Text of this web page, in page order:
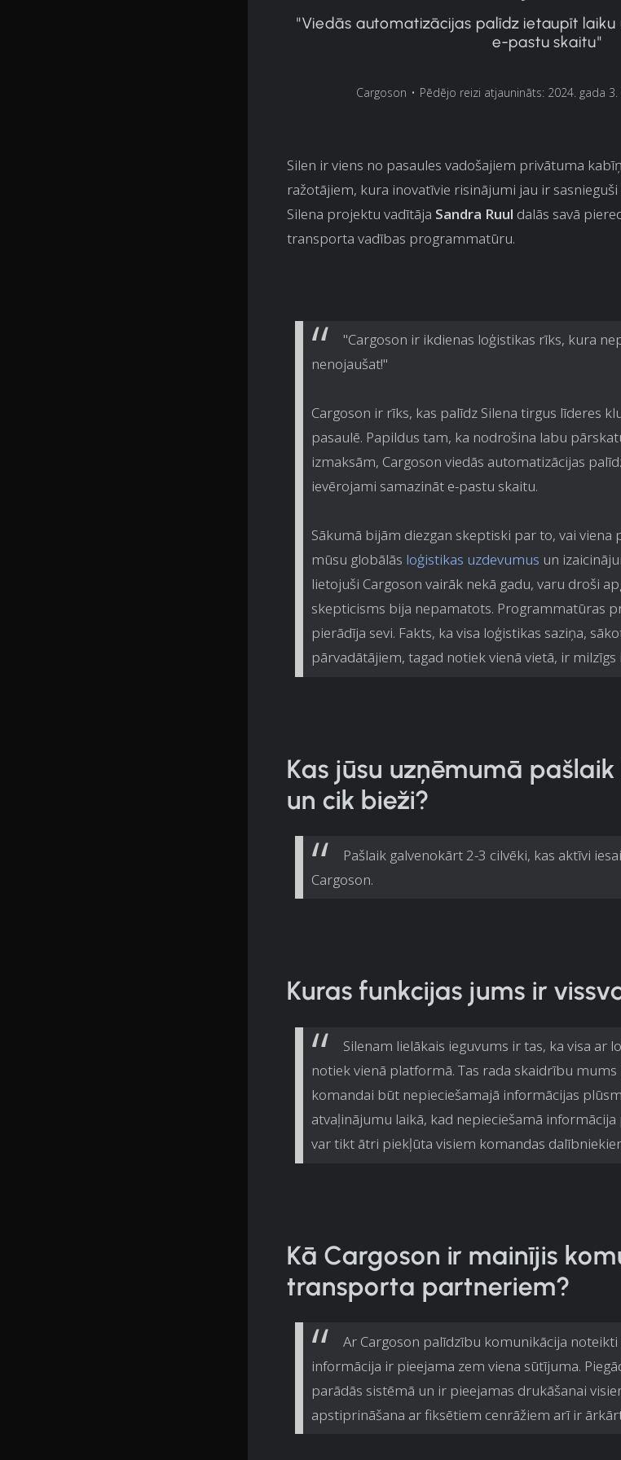
"Viedās automatizācijas palīdz ietaupīt
e-pastu skaitu"
Cargoson • Pēdējo reizi atjaunināts: 2024. gada 3.
Silen ir viens no pasaules vadošajiem privātuma
ražotājiem, kura inovatīvie risinājumi jau ir
Silena projektu vadītāja Sandra Ruul dalās savā
transporta vadības programmatūru.
"Cargoson ir ikdienas loģistikas rīks, kura
nenojaušat!"
Cargoson ir rīks, kas palīdz Silena tirgus līderes
pasaulē. Papildus tam, ka nodrošina labu
izmaksām, Cargoson viedās automatizācijas
ievērojami samazināt e-pastu skaitu.
Sākumā bijām diezgan skeptiski par to, vai
mūsu globālās loģistikas uzdevumus un
lietojuši Cargoson vairāk nekā gadu, varu droši
skepticisms bija nepamatots. Programmatūras
pierādīja sevi. Fakts, ka visa loģistikas saziņa,
pārvadātājiem, tagad notiek vienā vietā, ir milzīgs
Kas jūsu uzņēmumā
un cik bieži?
Pašlaik galvenokārt 2-3 cilvēki, kas aktīvi
Cargoson.
Kuras funkcijas jums ir
Silenam lielākais ieguvums ir tas, ka visa ar
notiek vienā platformā. Tas rada skaidrību
komandai būt nepieciešamajā informācijas
atvaļinājumu laikā, kad nepieciešamā
var tikt ātri piekļūta visiem komandas
Kā Cargoson ir mainījis
transporta partneriem?
Ar Cargoson palīdzību komunikācija noteikti
informācija ir pieejama zem viena sūtījuma.
parādās sistēmā un ir pieejamas drukāšanai
apstiprināšana ar fiksētiem cenrāžiem arī ir